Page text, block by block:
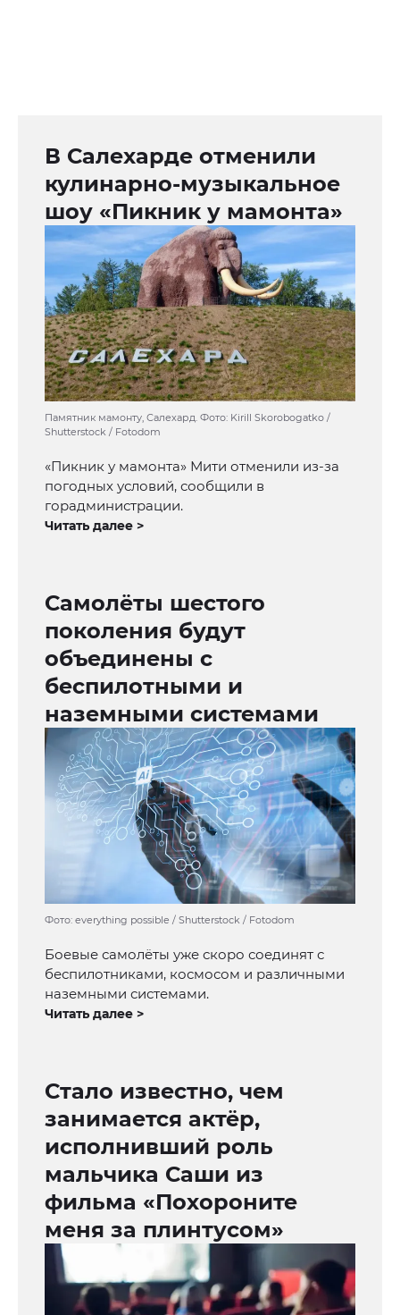
В Салехарде отменили
кулинарно-музыкальное
шоу «Пикник у мамонта»
Памятник мамонту, Салехард. Фото: Kirill Skorobogatko /
Shutterstock / Fotodom
«Пикник у мамонта» Мити отменили из-за
погодных условий, сообщили в
горадминистрации.
Читать далее >
Самолёты шестого
поколения будут
объединены с
беспилотными и
наземными системами
Фото: everything possible / Shutterstock / Fotodom
Боевые самолёты уже скоро соединят с
беспилотниками, космосом и различными
наземными системами.
Читать далее >
Стало известно, чем
занимается актёр,
исполнивший роль
мальчика Саши из
фильма «Похороните
меня за плинтусом»